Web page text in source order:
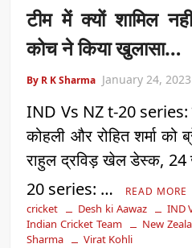
टीम में क्यों शामिल
कोच ने किया खुलासा…
By R K Sharma January 24, 2023
IND Vs NZ t-20 series:
कोहली और रोहित शर्मा को
राहुल द्रविड़ खेल डेस्क, 24
20 series: …
READ MORE
cricket Desh ki Aawaz IND
Indian Cricket Team
New
Sharma
Virat Kohli